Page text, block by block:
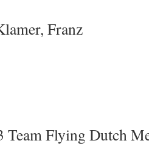
Franz
Flying Dutch